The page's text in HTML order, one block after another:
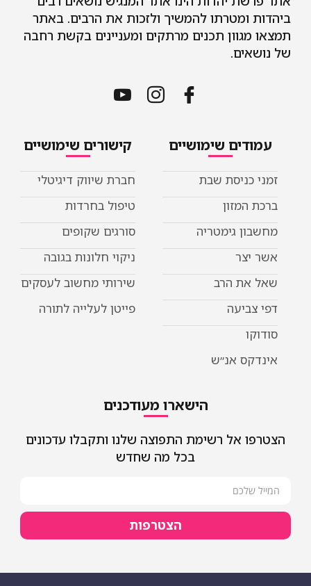
ביהדות ומטרתו להמשיך ולזכות את הרבים. באתר
תמצאו מגוון תכנים מרתקים ומעניינים בקשת רחבה
של נושאים.
עמודים שימושיים
זמני כניסת שבת
ברכת המזון
מחשבון גימטריה
אשר יצר
שאל את הרב
דפי צביעה
סודוקו
אינדקס אנ״ש
קישורים שימושיים
חברת שיווק דיגיטלי
טיפול בחרדות
סורגים שקופים
ניקוי חלונות בגובה
שירותי מחשוב לעסקים
פייטן לעלייה לתורה
הישארו מעודכנים
הצטרפו אל רשימת התפוצה שלנו ותקבלו עדכונים
בכל מה שחדש
הצטרפות